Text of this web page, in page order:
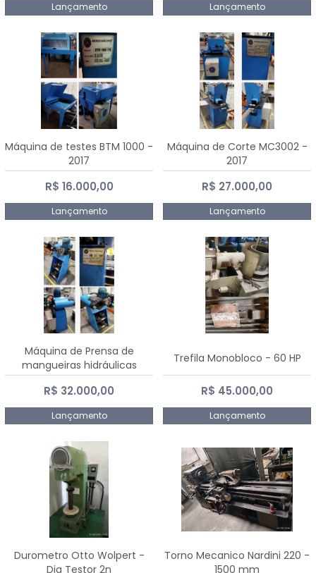
Lançamento Lançamento
Máquina de testes BTM 1000 -
2017
R$ 16.000,00
Lançamento
Máquina de Corte MC3002 -
2017
R$ 27.000,00
Lançamento
Máquina de Prensa de
mangueiras hidráulicas
PE50TF - 2017
R$ 32.000,00
Lançamento
Trefila Monobloco - 60 HP
R$ 45.000,00
Lançamento
Durometro Otto Wolpert -
Dia Testor 2n
Torno Mecanico Nardini 220 -
1500 mm